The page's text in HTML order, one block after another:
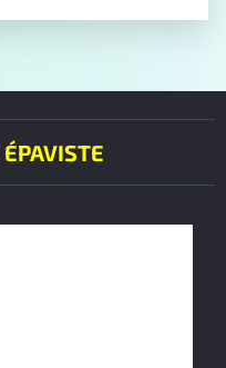
ÉPAVISTE